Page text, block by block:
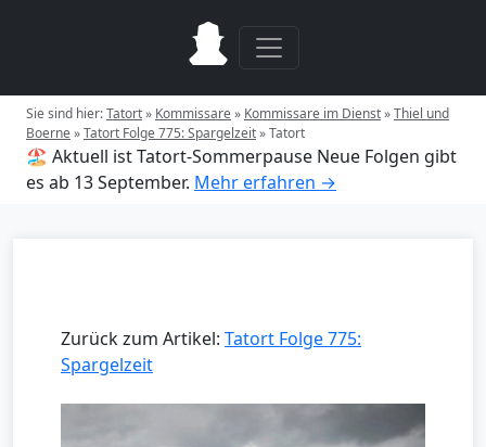
Sie sind hier:Tatort» Kommissare» Kommissare im Dienst»Thiel und
Boerne»Tatort Folge 775: Spargelzeit»Tatort
🏖️ Aktuell ist Tatort-Sommerpause Neue Folgen gibt
es ab 13 September. Mehr erfahren →
Zurück zum Artikel: Tatort Folge 775:
Spargelzeit